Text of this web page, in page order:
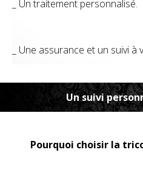
_ Un traitement personnalisé.
_ Une assurance et un suivi à
Un suivi
Pourquoi choisir la